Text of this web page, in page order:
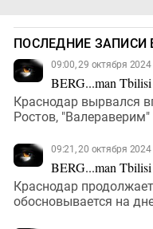
ПОСЛЕДНИЕ ЗАПИСИ
09:00, 29 октября 2024
BERG...man Tbilisi
Краснодар вырвался
Ростов, "Валераверим"
09:21, 20 октября 2024
BERG...man Tbilisi
Краснодар
обосновывается на